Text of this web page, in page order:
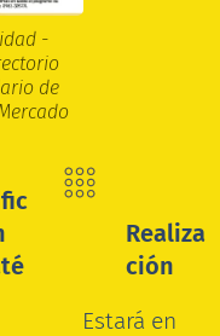
-
de
Realiza
ción
Estará en